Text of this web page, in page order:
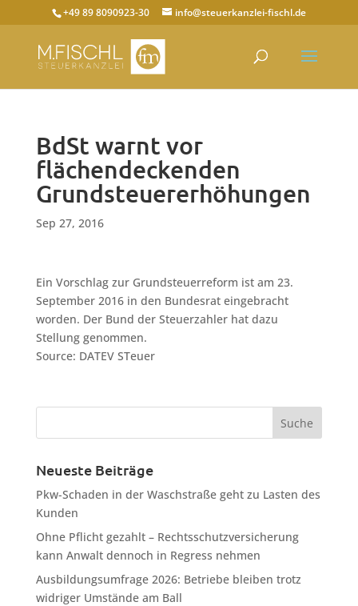
+49 89 8090923-30 info@steuerkanzlei-fischl.de
BdSt warnt vor
flächendeckenden
Grundsteuererhöhungen
Sep 27, 2016
Ein Vorschlag zur Grundsteuerreform ist am 23.
September 2016 in den Bundesrat eingebracht
worden. Der Bund der Steuerzahler hat dazu
Stellung genommen.
Source: DATEV STeuer
Neueste Beiträge
Pkw-Schaden in der Waschstraße geht zu Lasten des
Kunden
Ohne Pflicht gezahlt – Rechtsschutzversicherung
kann Anwalt dennoch in Regress nehmen
Ausbildungsumfrage 2026: Betriebe bleiben trotz
widriger Umstände am Ball